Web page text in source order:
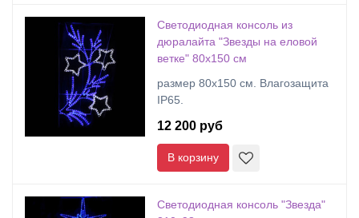
Светодиодная консоль из
дюралайта "Звезды на еловой
ветке" 80х150 см
размер 80x150 см. Влагозащита
IP65.
12 200 руб
В корзину
Светодиодная консоль "Звезда"